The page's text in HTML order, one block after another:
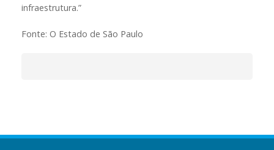
infraestrutura.”
Fonte: O Estado de São Paulo